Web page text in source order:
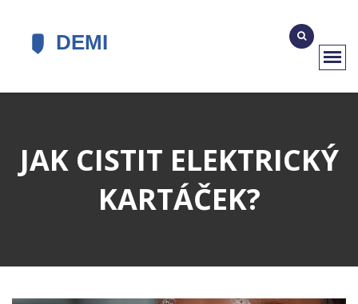
JAK CISTIT ELEKTRICKÝ
KARTÁČEK?